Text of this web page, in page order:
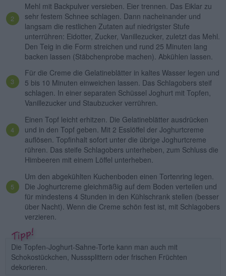
Mehl mit Backpulver versieben. Eier trennen. Das Eiklar zu
sehr festem Schnee schlagen. Dann nacheinander und
langsam die restlichen Zutaten auf niedrigster Stufe
unterrühren: Eidotter, Zucker, Vanillezucker, zuletzt das Mehl.
Den Teig in die Form streichen und rund 25 Minuten lang
backen lassen (Stäbchenprobe machen). Abkühlen lassen.
Für die Creme die Gelatineblätter in kaltes Wasser legen und
5 bis 10 Minuten einweichen lassen. Das Schlagobers steif
schlagen. In einer separaten Schüssel Joghurt mit Topfen,
Vanillezucker und Staubzucker verrühren.
Einen Topf leicht erhitzen. Die Gelatineblätter ausdrücken
und in den Topf geben. Mit 2 Esslöffel der Joghurtcreme
auflösen. Topfinhalt sofort unter die übrige Joghurtcreme
rühren. Das steife Schlagobers unterheben, zum Schluss die
Himbeeren mit einem Löffel unterheben.
Um den abgekühlten Kuchenboden einen Tortenring legen.
Die Joghurtcreme gleichmäßig auf dem Boden verteilen und
für mindestens 4 Stunden in den Kühlschrank stellen (besser
über Nacht). Wenn die Creme schön fest ist, mit Schlagobers
verzieren.
Die Topfen-Joghurt-Sahne-Torte kann man auch mit
Schokostückchen, Nusssplittern oder frischen Früchten
dekorieren.